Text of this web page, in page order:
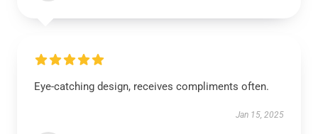
Eye-catching design, receives compliments often.
Jan 15, 2025